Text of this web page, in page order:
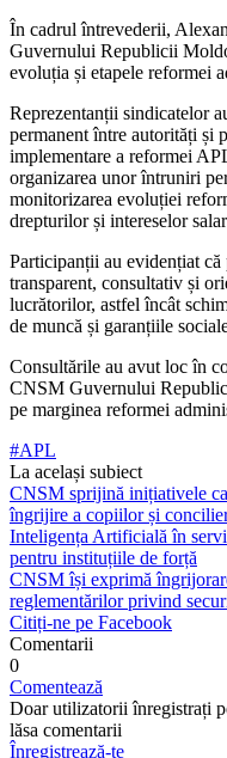
În cadrul întrevederii,
Guvernului Republicii
evoluția și etapele reformei
Reprezentanții sindicatelor
permanent între autorități și
implementare a reformei
organizarea unor întruniri
monitorizarea evoluției
drepturilor și intereselor
Participanții au evidențiat
transparent, consultativ și
lucrătorilor, astfel încât
de muncă și garanțiile
Consultările au avut loc în
CNSM Guvernului
pe marginea reformei
#APL
La același subiect
CNSM sprijină inițiativele
îngrijire a copiilor și
Inteligența Artificială în
pentru instituțiile de forță
CNSM își exprimă
reglementărilor privind
Citiți-ne pe Facebook
Comentarii
0
Comentează
Doar utilizatorii înregistrați
lăsa comentarii
Înregistrează-te